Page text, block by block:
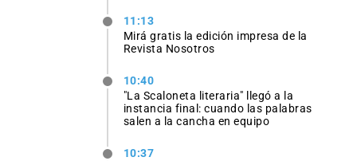
11:13
Mirá gratis la edición impresa de la
Revista Nosotros
10:40
"La Scaloneta literaria" llegó a la
instancia final: cuando las palabras
salen a la cancha en equipo
10:37